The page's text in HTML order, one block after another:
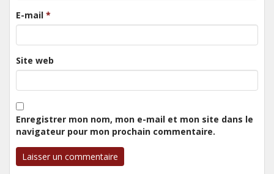
E-mail *
Site web
Enregistrer mon nom, mon e-mail et mon site dans le
navigateur pour mon prochain commentaire.